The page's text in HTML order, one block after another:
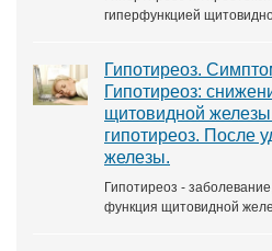
гиперфункцией
Гипотиреоз.
Гипотиреоз:
щитовидной
гипотиреоз. После
железы.
Гипотиреоз -
функция щитовидной